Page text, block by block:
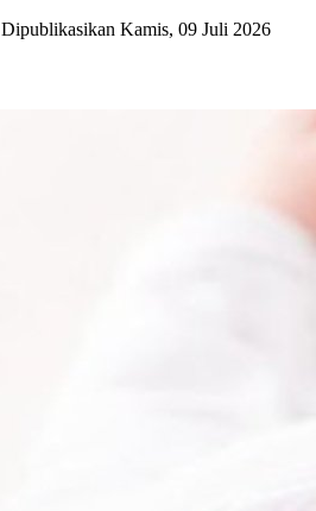
Dipublikasikan Kamis, 09 Juli 2026